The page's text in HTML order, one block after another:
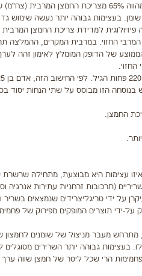
קצב שריפת שומן אופטימלי מתרחש בעצימות
בעצימות גבוהה יותר נעשה שימוש
החמצן.
עצימות היא מבוצעת, מתחילה שרשרת
(תרכובות זרחניות עתירות אנרגיה
על ידי טריגליצרידים שנמצאים
על-ידי תוצרים המופקים מפירוק של
מתרחש מעבר מניצול של שומנים
בעצימות גבוהה יותר השרירים